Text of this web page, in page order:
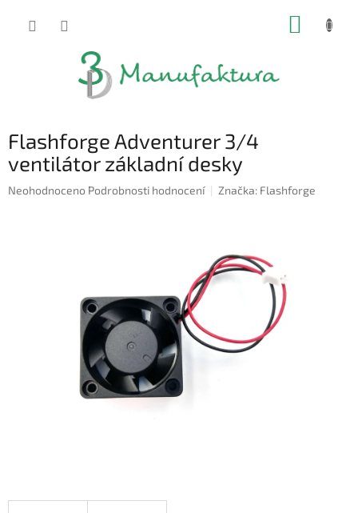
Flashforge Adventurer 3/4
ventilátor základní desky
Průměrné
Neohodnoceno Podrobnosti hodnocení Značka: Flashforge